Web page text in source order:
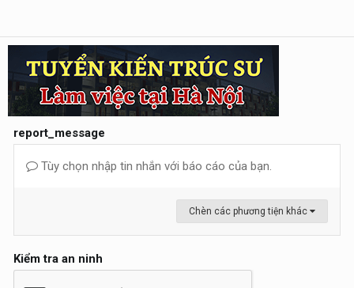
report_message
Tùy chọn nhập tin nhắn với báo cáo của bạn.
Chèn các phương tiện khác
Kiểm tra an ninh